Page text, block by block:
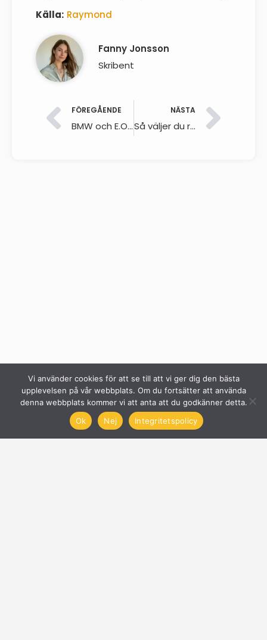
Källa: Raymond
Fanny Jonsson
Skribent
FÖREGÅENDE
BMW och E.ON introducerar Connected Home Charging: Smart integrering av solenergi och bilens batteri
NÄSTA
Så väljer du rätt laddbox
Vi använder cookies för att se till att vi ger dig den bästa
upplevelsen på vår webbplats. Om du fortsätter att använda
denna webbplats kommer vi att anta att du godkänner detta.
Ok
Nej Integritetspolicy